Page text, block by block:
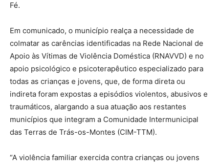
Fé.
Em comunicado, o município realça a necessidade de
colmatar as carências identificadas na Rede Nacional de
Apoio às Vítimas de Violência Doméstica (RNAVVD) e no
apoio psicológico e psicoterapêutico especializado para
todas as crianças e jovens, que, de forma direta ou
indireta foram expostas a episódios violentos, abusivos e
traumáticos, alargando a sua atuação aos restantes
municípios que integram a Comunidade Intermunicipal
das Terras de Trás-os-Montes (CIM-TTM).
“A violência familiar exercida contra crianças ou jovens